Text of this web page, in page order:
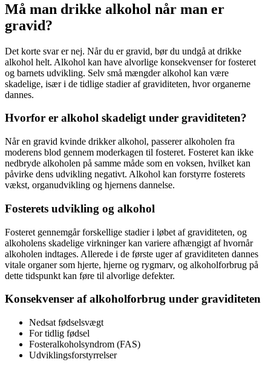
Må man drikke alkohol når man er
gravid?
Det korte svar er nej. Når du er gravid, bør du undgå at drikke
alkohol helt. Alkohol kan have alvorlige konsekvenser for fosteret
og barnets udvikling. Selv små mængder alkohol kan være
skadelige, især i de tidlige stadier af graviditeten, hvor organerne
dannes.
Hvorfor er alkohol skadeligt under graviditeten?
Når en gravid kvinde drikker alkohol, passerer alkoholen fra
moderens blod gennem moderkagen til fosteret. Fosteret kan ikke
nedbryde alkoholen på samme måde som en voksen, hvilket kan
påvirke dens udvikling negativt. Alkohol kan forstyrre fosterets
vækst, organudvikling og hjernens dannelse.
Fosterets udvikling og alkohol
Fosteret gennemgår forskellige stadier i løbet af graviditeten, og
alkoholens skadelige virkninger kan variere afhængigt af hvornår
alkoholen indtages. Allerede i de første uger af graviditeten dannes
vitale organer som hjerte, hjerne og rygmarv, og alkoholforbrug på
dette tidspunkt kan føre til alvorlige defekter.
Konsekvenser af alkoholforbrug under graviditeten
Nedsat fødselsvægt
For tidlig fødsel
Fosteralkoholsyndrom (FAS)
Udviklingsforstyrrelser